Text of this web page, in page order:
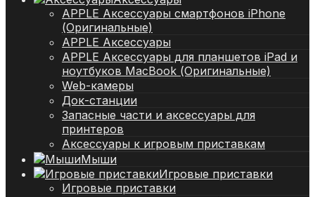
APPLE Аксессуары смартфонов iPhone
(Оригинальные)
APPLE Аксессуары
APPLE Аксессуары для планшетов iPad и
ноутбуков MacBook (Оригинальные)
Web-камеры
Док-станции
Запасные части и аксессуары для
принтеров
Аксессуары к игровым приставкам
Мыши
Игровые приставки
Игровые приставки